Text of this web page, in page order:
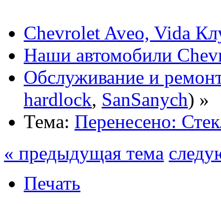
Chevrolet Aveo, Vida
Наши автомобили
Обслуживание и
hardlock, SanSanych) »
Тема: Перенесено:
« предыдущая тема
Печать